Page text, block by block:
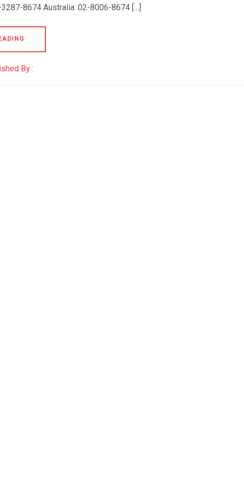
8674 Australia: 02-8006-8674 […]
By :